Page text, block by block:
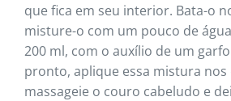
que fica em seu interior. Bata-o
misture-o com um pouco de
200 ml, com o auxílio de um
pronto, aplique essa mistura nos
massageie o couro cabeludo e